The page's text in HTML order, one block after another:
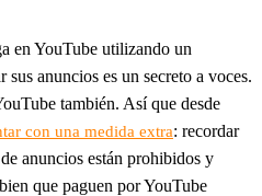
en YouTube utilizando un
anuncios es un secreto a voces.
también. Así que desde
con una medida extra: recordar
anuncios están prohibidos y
que paguen por YouTube